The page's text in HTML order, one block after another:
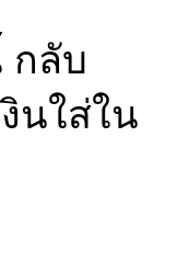
กลับ
นใส่ใน